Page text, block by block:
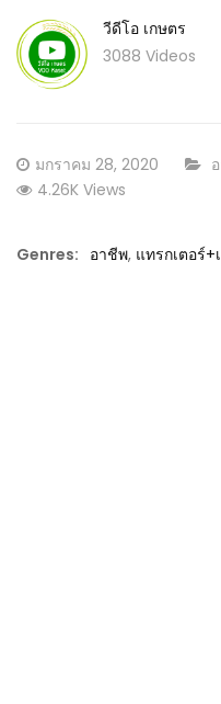
ขวาน
วีดีโอ เกษตร
3088 Videos
Posted
on
มกราคม 28, 2020
4.26K Views
Genres: อาชีพ, แทรกเตอร์+